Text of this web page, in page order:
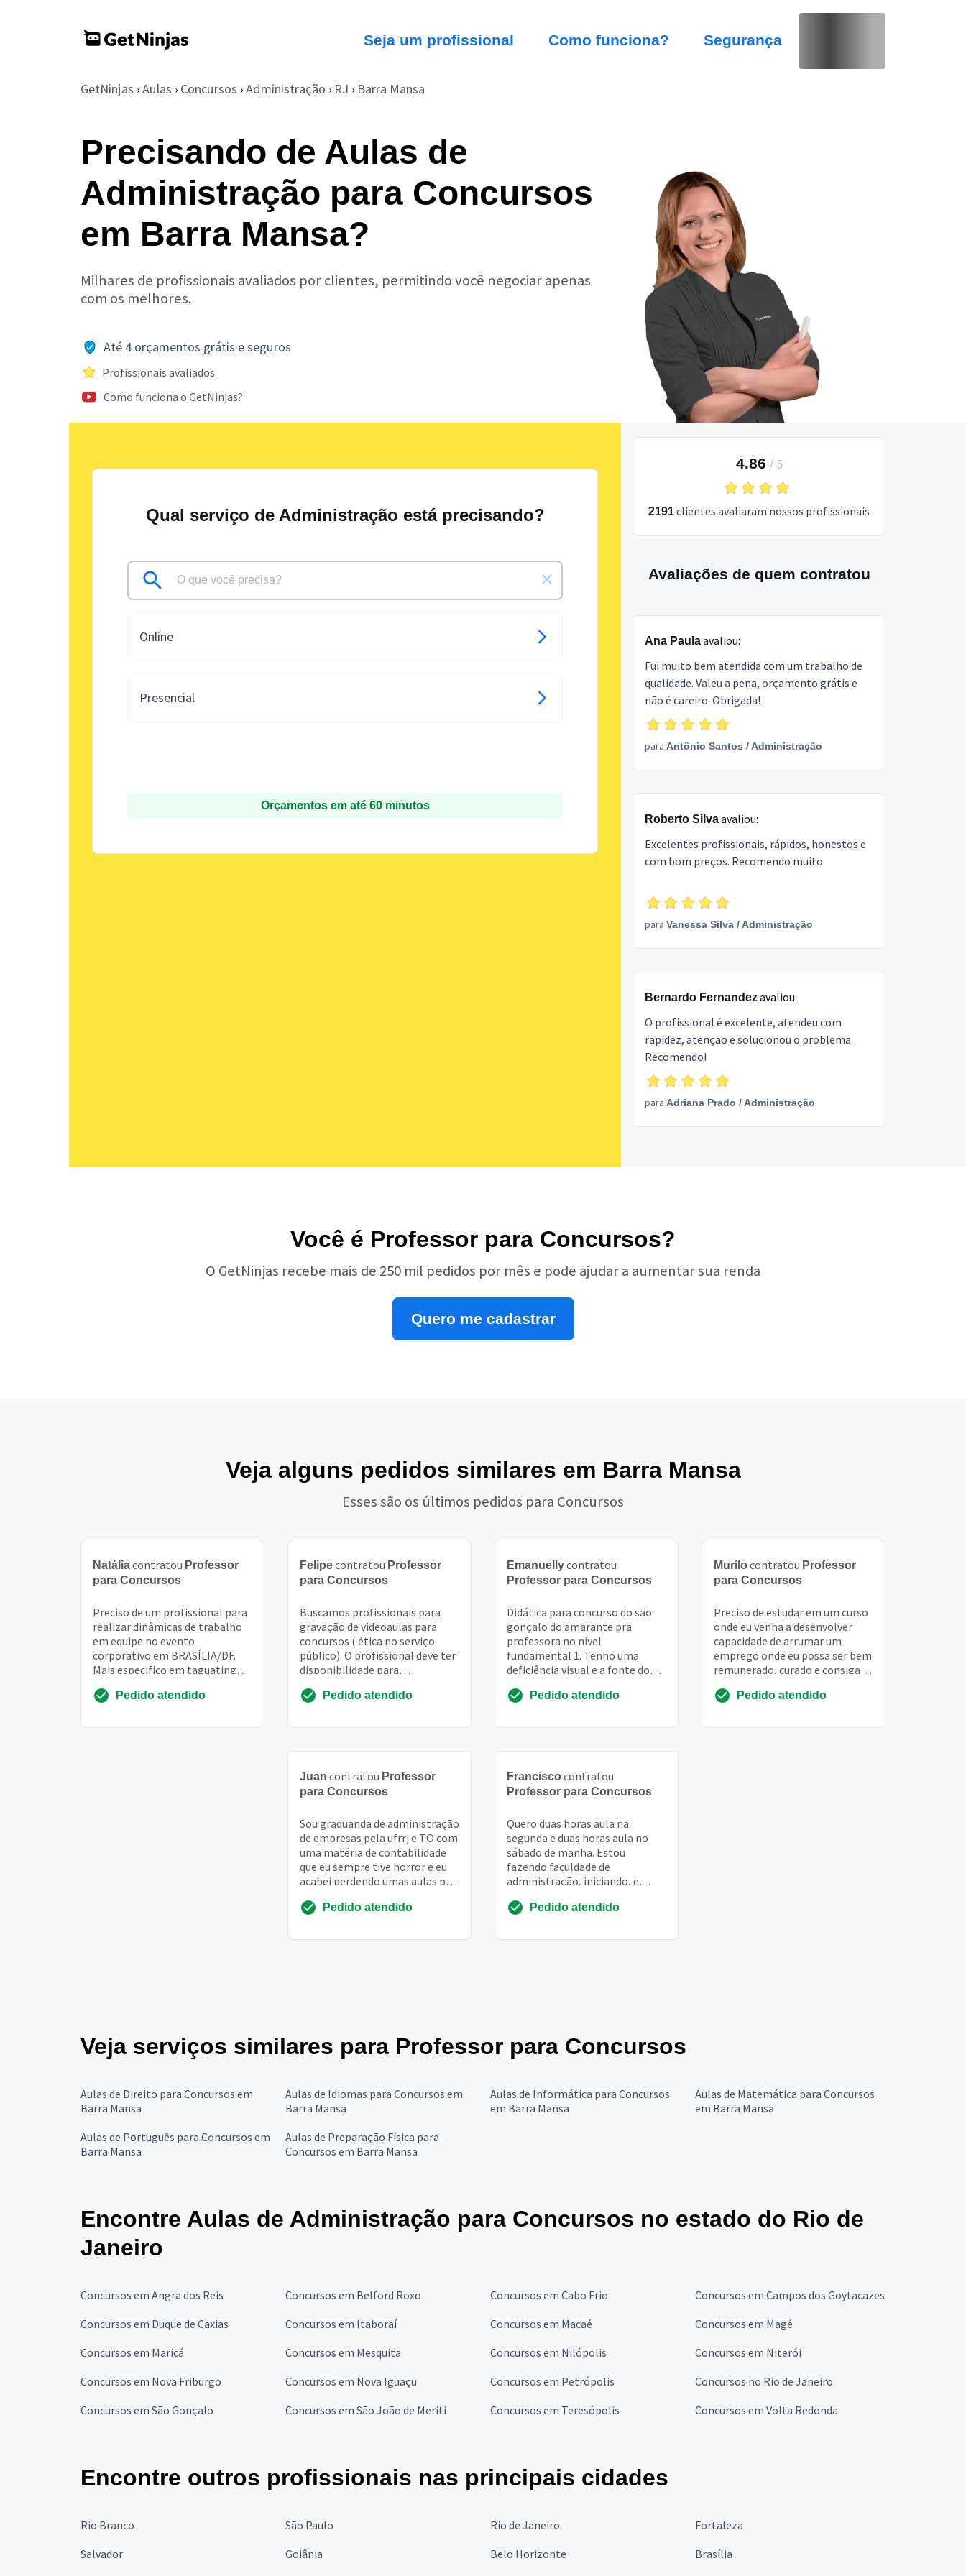
Seja um profissional Como funciona? Segurança
GetNinjas › Aulas › Concursos › Administração › RJ › Barra Mansa
Precisando de Aulas de
Administração para Concursos
em Barra Mansa?
Milhares de profissionais avaliados por clientes, permitindo você negociar apenas
com os melhores.
Até 4 orçamentos grátis e seguros
Profissionais avaliados
Como funciona o GetNinjas?
Qual serviço de Administração está precisando?
Online
Presencial
Orçamentos em até 60 minutos
4.86 / 5
2191clientes avaliaram nossos profissionais
Avaliações de quem contratou
Ana Paulaavaliou:
Fui muito bem atendida com um trabalho de
qualidade. Valeu a pena, orçamento grátis e
não é careiro. Obrigada!
para Antônio Santos / Administração
Roberto Silvaavaliou:
Excelentes profissionais, rápidos, honestos e
com bom preços. Recomendo muito
para Vanessa Silva / Administração
Bernardo Fernandezavaliou:
O profissional é excelente, atendeu com
rapidez, atenção e solucionou o problema.
Recomendo!
para Adriana Prado / Administração
Você é Professor para Concursos?
O GetNinjas recebe mais de 250 mil pedidos por mês e pode ajudar a aumentar sua renda
Quero me cadastrar
Veja alguns pedidos similares em Barra Mansa
Esses são os últimos pedidos para Concursos
Natáliacontratou Professor
para Concursos
Preciso de um profissional para
realizar dinâmicas de trabalho
em equipe no evento
corporativo em BRASÍLIA/DF.
Mais especifico em taguatinga
curtas que ensinem...
Pedido atendido
Felipecontratou Professor
para Concursos
Buscamos profissionais para
gravação de videoaulas para
concursos ( ética no serviço
público). O profissional deve ter
disponibilidade para
em bh. Buscamos p...
Pedido atendido
Emanuellycontratou
Professor para Concursos
Didática para concurso do são
gonçalo do amarante pra
professora no nível
fundamental 1. Tenho uma
deficiência visual e a fonte do
exercícios e o gabarito tam...
Pedido atendido
Murilo contratou Professor
para Concursos
Preciso de estudar em um curso
onde eu venha a desenvolver
capacidade de arrumar um
emprego onde eu possa ser bem
remunerado, curado e consiga
Pedido atendido
Juan contratou Professor
para Concursos
Sou graduanda de administração
de empresas pela ufrrj e TO com
uma matéria de contabilidade
que eu sempre tive horror e eu
acabei perdendo umas aulas por
totalme...Pedido atendido
Francisco contratou
Professor para Concursos
Quero duas horas aula na
segunda e duas horas aula no
sábado de manhã. Estou
fazendo faculdade de
administração, iniciando, e
direcione em todas as
Pedido atendido
Veja serviços similares para Professor para Concursos
Aulas de Direito para Concursos em
Barra Mansa
Aulas de Idiomas para Concursos em
Barra Mansa
Aulas de Informática para Concursos
em Barra Mansa
Aulas de Matemática para Concursos
em Barra Mansa
Aulas de Português para Concursos em
Barra Mansa
Aulas de Preparação Física para
Concursos em Barra Mansa
Encontre Aulas de Administração para Concursos no estado do Rio de
Janeiro
Concursos em Angra dos Reis Concursos em Belford Roxo Concursos em Cabo Frio
Concursos em Campos dos Goytacazes
Concursos em Duque de Caxias
Concursos em Itaboraí Concursos em Macaé
Concursos em Magé
Concursos em Maricá
Concursos em Mesquita Concursos em Nilópolis
Concursos em Niterói
Concursos em Nova Friburgo
Concursos em Nova Iguaçu Concursos em Petrópolis
Concursos no Rio de Janeiro
Concursos em São Gonçalo
Concursos em São João de Meriti Concursos em Teresópolis Concursos em Volta Redonda
Encontre outros profissionais nas principais cidades
Rio Branco São Paulo Rio de Janeiro
Fortaleza
Salvador
Goiânia Belo Horizonte
Brasília